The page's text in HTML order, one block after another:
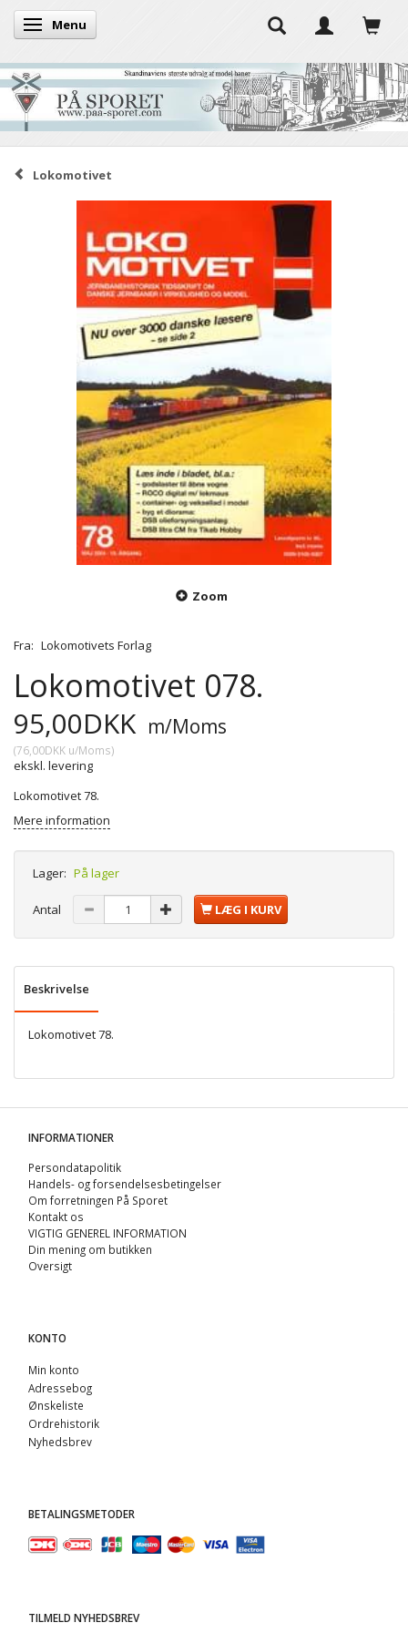
Skifte navigation
Menu
Lokomotivet
Zoom
Fra: Lokomotivets Forlag
Lokomotivet 078.
95,00DKK m/Moms
(76,00DKK u/Moms)
ekskl. levering
Lokomotivet 78.
Mere information
Lager: På lager
Antal LÆG I KURV
Beskrivelse
Lokomotivet 78.
INFORMATIONER
Persondatapolitik
Handels- og forsendelsesbetingelser
Om forretningen På Sporet
Kontakt os
VIGTIG GENEREL INFORMATION
Din mening om butikken
Oversigt
KONTO
Min konto
Adressebog
Ønskeliste
Ordrehistorik
Nyhedsbrev
BETALINGSMETODER
TILMELD NYHEDSBREV